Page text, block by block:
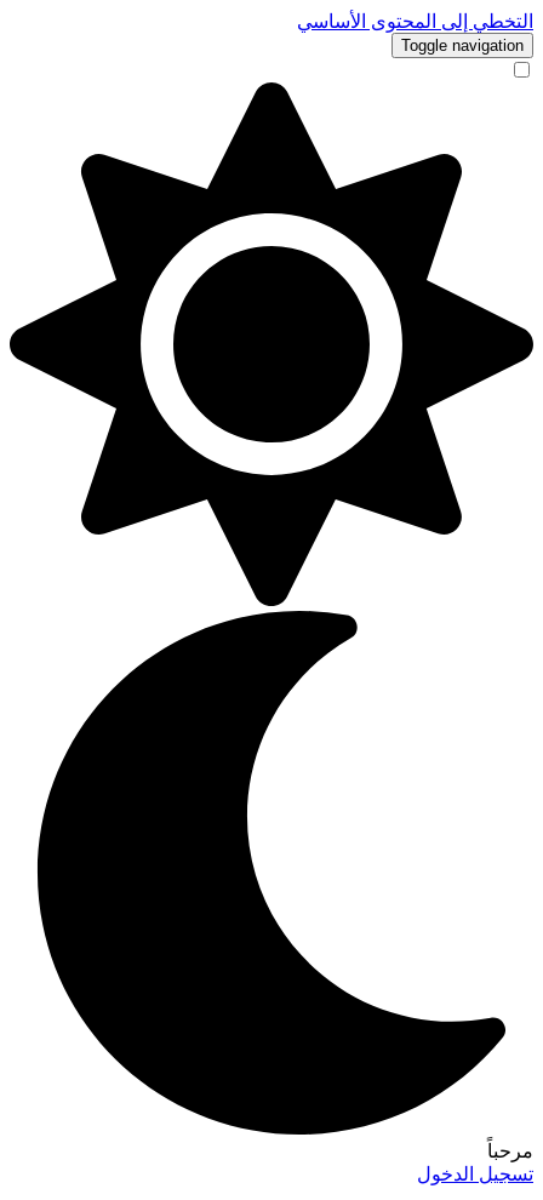
التخطي إلى المحتوى الأساسي
Toggle navigation
مرحباً
تسجيل الدخول